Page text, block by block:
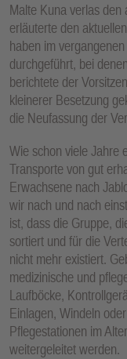
Malte Kuna verlas den
erläuterte den
haben im
durchgeführt, bei
berichtete der
kleinerer Besetzung
die Neufassung der
Wie schon viele Jahre
Transporte von gut
Erwachsene nach
wir nach und nach
ist, dass die Gruppe,
sortiert und für die
nicht mehr existiert.
medizinische und
Laufböcke,
Einlagen, Windeln
Pflegestationen im
weitergeleitet werden.